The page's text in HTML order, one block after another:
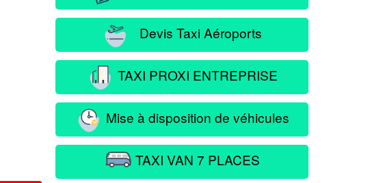
Devis Taxi Aéroports
TAXI PROXI ENTREPRISE
Mise à disposition de véhicules
TAXI VAN 7 PLACES